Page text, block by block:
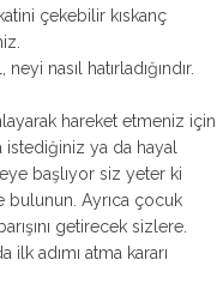
çekebilir kıskanç
nasıl hatırladığındır.
hareket etmeniz için
istediğiniz ya da hayal
başlıyor siz yeter ki
Ayrıca çocuk
getirecek sizlere.
adımı atma kararı